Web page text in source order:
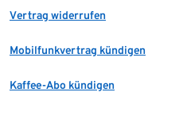
Vertrag widerrufen
Mobilfunkvertrag kündigen
Kaffee-Abo kündigen